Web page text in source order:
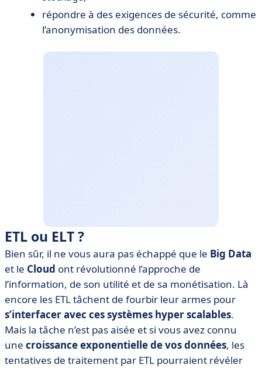
répondre à des exigences de sécurité, comme
l’anonymisation des données.
ETL ou ELT ?
Bien sûr, il ne vous aura pas échappé que le Big Data
et le Cloud ont révolutionné l’approche de
l’information, de son utilité et de sa monétisation. Là
encore les ETL tâchent de fourbir leur armes pour
s’interfacer avec ces systèmes hyper scalables.
Mais la tâche n’est pas aisée et si vous avez connu
une croissance exponentielle de vos données, les
tentatives de traitement par ETL pourraient révéler